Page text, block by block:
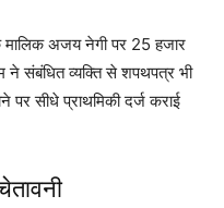
अजय नेगी पर 25 हजार
ने संबंधित व्यक्ति से शपथपत्र भी
पर सीधे प्राथमिकी दर्ज कराई